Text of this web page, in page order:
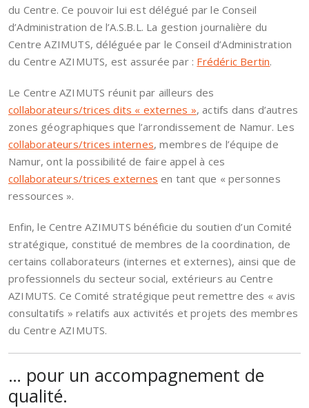
du Centre. Ce pouvoir lui est délégué par le Conseil
d’Administration de l’A.S.B.L. La gestion journalière du
Centre AZIMUTS, déléguée par le Conseil d’Administration
du Centre AZIMUTS, est assurée par : Frédéric Bertin.
Le Centre AZIMUTS réunit par ailleurs des
collaborateurs/trices dits « externes », actifs dans d’autres
zones géographiques que l’arrondissement de Namur. Les
collaborateurs/trices internes, membres de l’équipe de
Namur, ont la possibilité de faire appel à ces
collaborateurs/trices externes en tant que « personnes
ressources ».
Enfin, le Centre AZIMUTS bénéficie du soutien d’un Comité
stratégique, constitué de membres de la coordination, de
certains collaborateurs (internes et externes), ainsi que de
professionnels du secteur social, extérieurs au Centre
AZIMUTS. Ce Comité stratégique peut remettre des « avis
consultatifs » relatifs aux activités et projets des membres
du Centre AZIMUTS.
… pour un accompagnement de
qualité.